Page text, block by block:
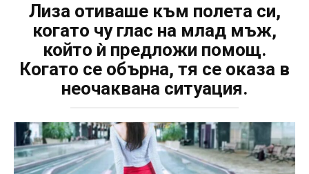
Лиза отиваше към полета си,
когато чу глас на млад мъж,
който ѝ предложи помощ.
Когато се обърна, тя се оказа в
неочаквана ситуация.